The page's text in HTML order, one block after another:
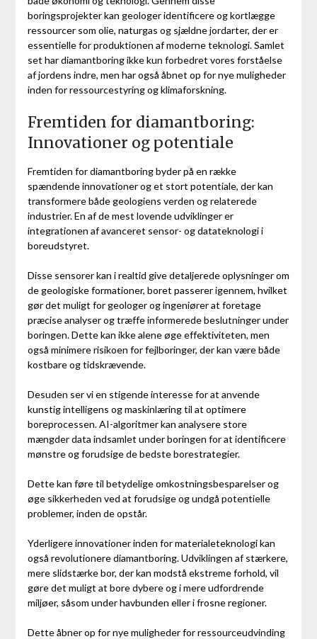
boringsprojekter kan geologer identificere og kortlægge
ressourcer som olie, naturgas og sjældne jordarter, der er
essentielle for produktionen af moderne teknologi. Samlet
set har diamantboring ikke kun forbedret vores forståelse
af jordens indre, men har også åbnet op for nye muligheder
inden for ressourcestyring og klimaforskning.
Fremtiden for diamantboring:
Innovationer og potentiale
Fremtiden for diamantboring byder på en række
spændende innovationer og et stort potentiale, der kan
transformere både geologiens verden og relaterede
industrier. En af de mest lovende udviklinger er
integrationen af avanceret sensor- og datateknologi i
boreudstyret.
Disse sensorer kan i realtid give detaljerede oplysninger om
de geologiske formationer, boret passerer igennem, hvilket
gør det muligt for geologer og ingeniører at foretage
præcise analyser og træffe informerede beslutninger under
boringen. Dette kan ikke alene øge effektiviteten, men
også minimere risikoen for fejlboringer, der kan være både
kostbare og tidskrævende.
Desuden ser vi en stigende interesse for at anvende
kunstig intelligens og maskinlæring til at optimere
boreprocessen. AI-algoritmer kan analysere store
mængder data indsamlet under boringen for at identificere
mønstre og forudsige de bedste borestrategier.
Dette kan føre til betydelige omkostningsbesparelser og
øge sikkerheden ved at forudsige og undgå potentielle
problemer, inden de opstår.
Yderligere innovationer inden for materialeteknologi kan
også revolutionere diamantboring. Udviklingen af stærkere,
mere slidstærke bor, der kan modstå ekstreme forhold, vil
gøre det muligt at bore dybere og i mere udfordrende
miljøer, såsom under havbunden eller i frosne regioner.
Dette åbner op for nye muligheder for ressourceudvinding